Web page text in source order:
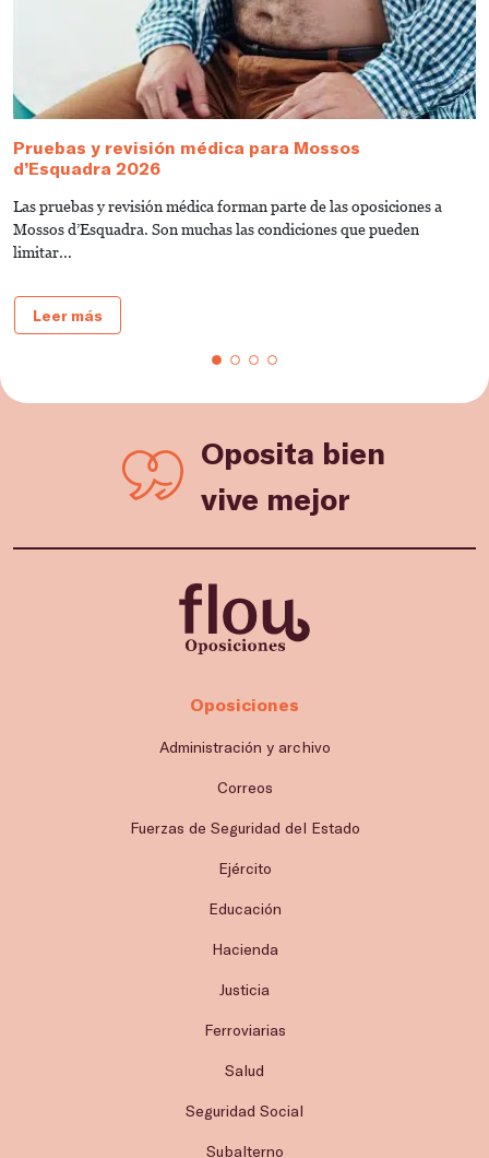
Pruebas y revisión médica para Mossos
d’Esquadra 2026
Las pruebas y revisión médica forman parte de las oposiciones a
Mossos d’Esquadra. Son muchas las condiciones que pueden
limitar...
Leer más
Oposita bien
vive mejor
Oposiciones
Administración y archivo
Correos
Fuerzas de Seguridad del Estado
Ejército
Educación
Hacienda
Justicia
Ferroviarias
Salud
Seguridad Social
Subalterno